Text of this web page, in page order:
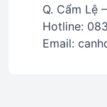
Q. Cẩm Lệ
Hotline:
Email: